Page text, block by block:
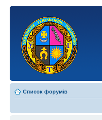
Список форумів